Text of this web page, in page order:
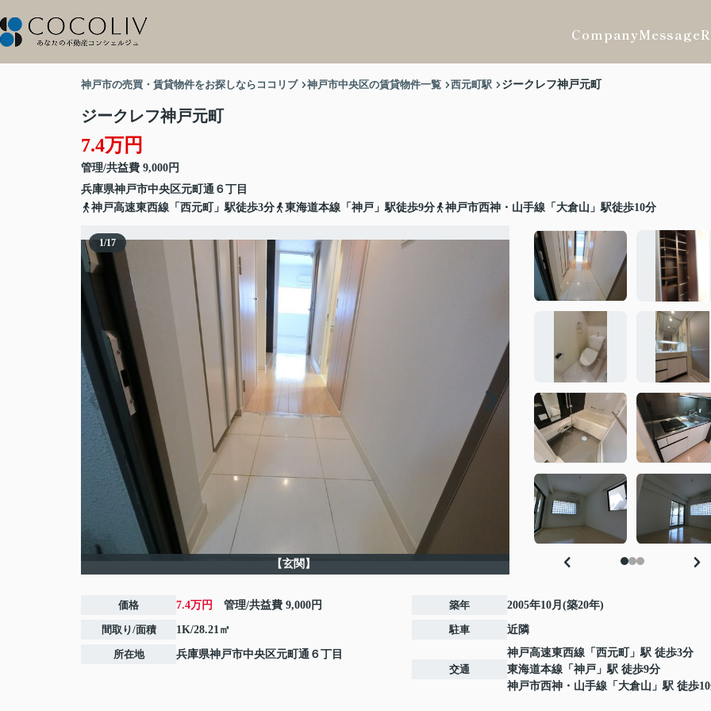
CompanyMessage
神戸市の売買・賃貸物件をお探しならココリブ 神戸市中央区の賃貸物件一覧 西元町駅 ジークレフ神戸元町
ジークレフ神戸元町
7.4万円
管理/共益費 9,000円
兵庫県神戸市中央区元町通 ６丁目
神戸高速東西線「西元町」駅徒歩3分
東海道本線「神戸」駅徒歩9分 神戸市西神・山手線「大倉山」駅徒歩10分
1/17
【玄関】
価格 7.4万円 管理/共益費 9,000円
間取り/面積 1K/28.21㎡
所在地 兵庫県神戸市中央区元町通 ６丁目
築年 2005年10月(築20年)
駐車 近隣
交通
神戸高速東西線 「 西元町
」駅 徒歩3分
東海道本線 「 神戸 」駅 徒歩9分
神戸市西神・山手線 「 大倉山 」駅 徒歩